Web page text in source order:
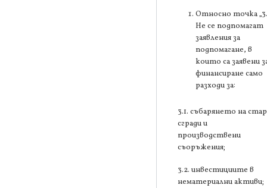
Относно точка „3.
Не се подпомагат
заявления за
подпомагане, в
които са заявени
финансиране само
разходи за:
3.1. събарянето на
сгради и
производствени
съоръжения;
3.2. инвестициите в
нематериални активи;